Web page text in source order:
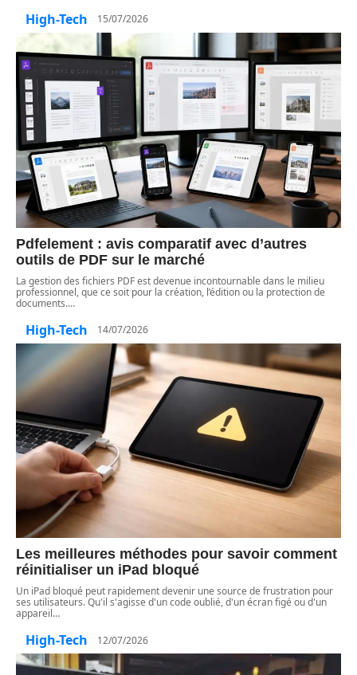
High-Tech 15/07/2026
Pdfelement : avis comparatif avec d’autres
outils de PDF sur le marché
La gestion des fichiers PDF est devenue incontournable dans le milieu
professionnel, que ce soit pour la création, l’édition ou la protection de
documents.…
High-Tech 14/07/2026
Les meilleures méthodes pour savoir comment
réinitialiser un iPad bloqué
Un iPad bloqué peut rapidement devenir une source de frustration pour
ses utilisateurs. Qu'il s'agisse d'un code oublié, d'un écran figé ou d'un
appareil…
High-Tech 12/07/2026